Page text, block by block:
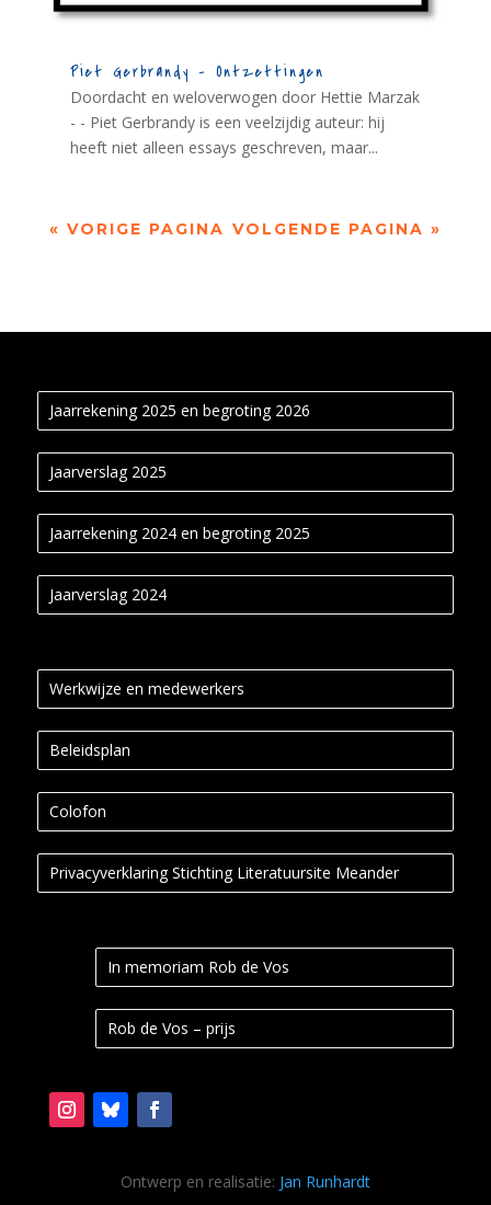
Piet Gerbrandy – Ontzettingen
Doordacht en weloverwogen door Hettie Marzak
- - Piet Gerbrandy is een veelzijdig auteur: hij
heeft niet alleen essays geschreven, maar...
« VORIGE PAGINA VOLGENDE PAGINA »
Jaarrekening 2025 en begroting 2026
Jaarverslag 2025
Jaarrekening 2024 en begroting 2025
Jaarverslag 2024
Werkwijze en medewerkers
Beleidsplan
Colofon
Privacyverklaring Stichting Literatuursite Meander
In memoriam Rob de Vos
Rob de Vos – prijs
Ontwerp en realisatie: Jan Runhardt